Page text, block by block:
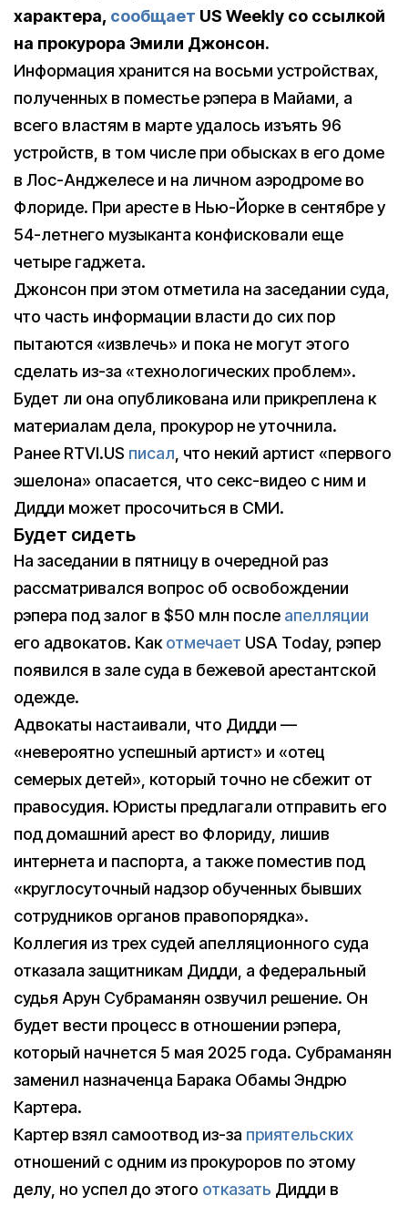
характера, сообщает US Weekly со ссылкой
на прокурора Эмили Джонсон.
Информация хранится на восьми устройствах,
полученных в поместье рэпера в Майами, а
всего властям в марте удалось изъять 96
устройств, в том числе при обысках в его доме
в Лос-Анджелесе и на личном аэродроме во
Флориде. При аресте в Нью-Йорке в сентябре у
54-летнего музыканта конфисковали еще
четыре гаджета.
Джонсон при этом отметила на заседании суда,
что часть информации власти до сих пор
пытаются «извлечь» и пока не могут этого
сделать из-за «технологических проблем».
Будет ли она опубликована или прикреплена к
материалам дела, прокурор не уточнила.
Ранее RTVI.US писал, что некий артист «первого
эшелона» опасается, что секс-видео с ним и
Дидди может просочиться в СМИ.
Будет сидеть
На заседании в пятницу в очередной раз
рассматривался вопрос об освобождении
рэпера под залог в $50 млн после апелляции
его адвокатов. Какотмечает USA Today, рэпер
появился в зале суда в бежевой арестантской
одежде.
Адвокаты настаивали, что Дидди —
«невероятно успешный артист» и «отец
семерых детей», который точно не сбежит от
правосудия. Юристы предлагали отправить его
под домашний арест во Флориду, лишив
интернета и паспорта, а также поместив под
«круглосуточный надзор обученных бывших
сотрудников органов правопорядка».
Коллегия из трех судей апелляционного суда
отказала защитникам Дидди, а федеральный
судья Арун Субраманян озвучил решение. Он
будет вести процесс в отношении рэпера,
который начнется 5 мая 2025 года. Субраманян
заменил назначенца Барака Обамы Эндрю
Картера.
Картер взял самоотвод из-за приятельских
отношений с одним из прокуроров по этому
делу, но успел до этого отказать Дидди в